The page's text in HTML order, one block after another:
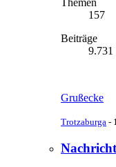
Themen
157
Beiträge
9.731
Grußecke
Trotzaburga -